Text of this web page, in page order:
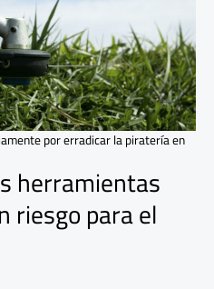
herramientas
riesgo para el
por erradicar la piratería en